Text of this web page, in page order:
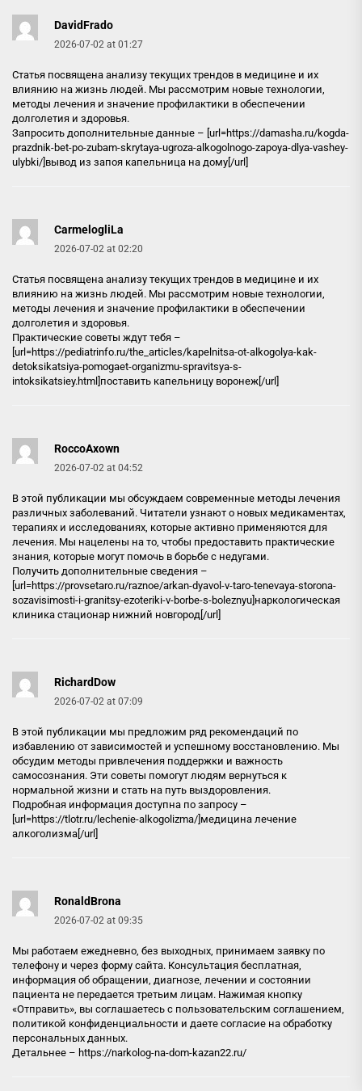
DavidFrado
2026-07-02 at 01:27
Статья посвящена анализу текущих трендов в медицине и их
влиянию на жизнь людей. Мы рассмотрим новые технологии,
методы лечения и значение профилактики в обеспечении
долголетия и здоровья.
Запросить дополнительные данные – [url=https://damasha.ru/kogda-
prazdnik-bet-po-zubam-skrytaya-ugroza-alkogolnogo-zapoya-dlya-vashey-
ulybki/]вывод из запоя капельница на дому[/url]
CarmelogliLa
2026-07-02 at 02:20
Статья посвящена анализу текущих трендов в медицине и их
влиянию на жизнь людей. Мы рассмотрим новые технологии,
методы лечения и значение профилактики в обеспечении
долголетия и здоровья.
Практические советы ждут тебя –
[url=https://pediatrinfo.ru/the_articles/kapelnitsa-ot-alkogolya-kak-
detoksikatsiya-pomogaet-organizmu-spravitsya-s-
intoksikatsiey.html]поставить капельницу воронеж[/url]
RoccoAxown
2026-07-02 at 04:52
В этой публикации мы обсуждаем современные методы лечения
различных заболеваний. Читатели узнают о новых медикаментах,
терапиях и исследованиях, которые активно применяются для
лечения. Мы нацелены на то, чтобы предоставить практические
знания, которые могут помочь в борьбе с недугами.
Получить дополнительные сведения –
[url=https://provsetaro.ru/raznoe/arkan-dyavol-v-taro-tenevaya-storona-
sozavisimosti-i-granitsy-ezoteriki-v-borbe-s-boleznyu]наркологическая
клиника стационар нижний новгород[/url]
RichardDow
2026-07-02 at 07:09
В этой публикации мы предложим ряд рекомендаций по
избавлению от зависимостей и успешному восстановлению. Мы
обсудим методы привлечения поддержки и важность
самосознания. Эти советы помогут людям вернуться к
нормальной жизни и стать на путь выздоровления.
Подробная информация доступна по запросу –
[url=https://tlotr.ru/lechenie-alkogolizma/]медицина лечение
алкоголизма[/url]
RonaldBrona
2026-07-02 at 09:35
Мы работаем ежедневно, без выходных, принимаем заявку по
телефону и через форму сайта. Консультация бесплатная,
информация об обращении, диагнозе, лечении и состоянии
пациента не передается третьим лицам. Нажимая кнопку
«Отправить», вы соглашаетесь с пользовательским соглашением,
политикой конфиденциальности и даете согласие на обработку
персональных данных.
Детальнее – https://narkolog-na-dom-kazan22.ru/